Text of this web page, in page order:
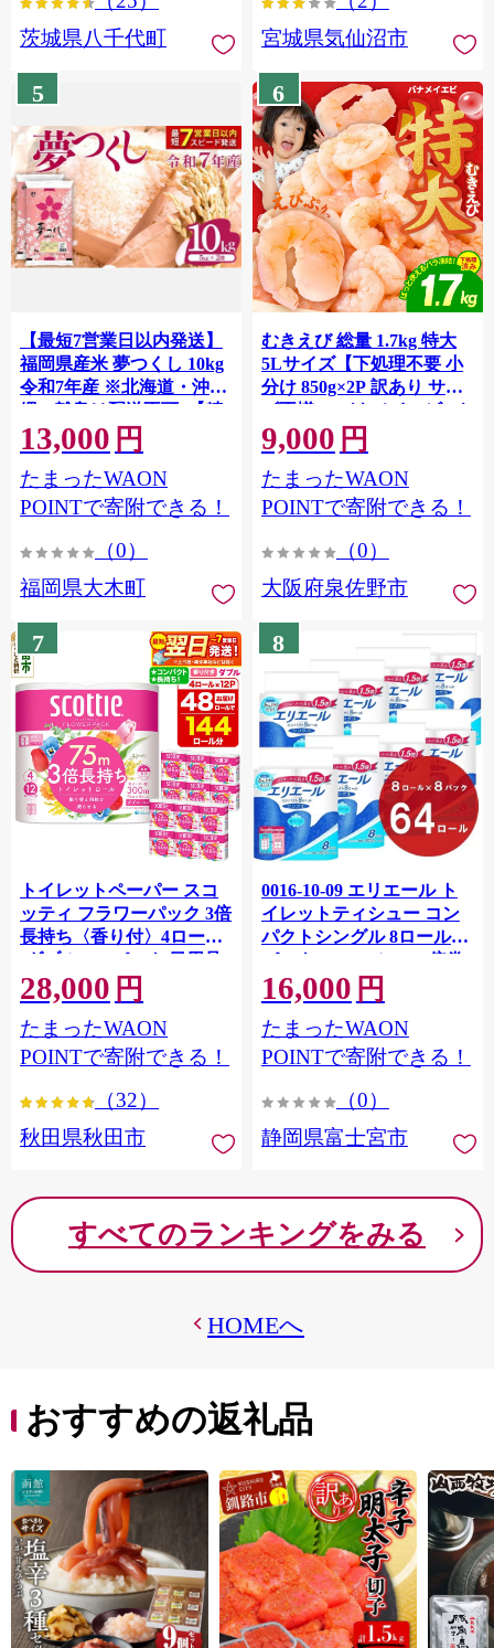
茨城県八千代町
宮城県気仙沼市
5
【最短7営業日以内発送】
福岡県産米 夢つくし 10kg
令和7年産 ※北海道・沖
縄・離島は配送不可 |【精
米 単一米 単一原料米 7年
産 国産 お米 ブランド米
5kg × 2 ゆめつくし】
CY009_01
13,000 円
たまったWAON
POINTで寄附できる！
（0）
福岡県大木町
6
むきえび 総量 1.7kg 特大
5Lサイズ【下処理不要 小
分け 850g×2P 訳あり サイ
ズ不揃い バナメイエビ バ
ラ凍結】 G4142
9,000 円
たまったWAON
POINTで寄附できる！
（0）
大阪府泉佐野市
7
トイレットペーパー スコ
ッティ フラワーパック 3倍
長持ち〈香り付〉4ロール
(ダブル)×12パック 日用品
最短翌日発送 [スコッティ
フラワーパック トイレッ
トペーパー 日本製紙クレ
シア] 秋田県秋田市
28,000 円
たまったWAON
POINTで寄附できる！
（32）
秋田県秋田市
8
0016-10-09 エリエール ト
イレットティシュー コン
パクトシングル 8ロール×8
パック 64ロール 1.5倍巻
82.5m トイレットペーパー
シングル パルプ100％ 香り
つき 日用品 消耗品 備蓄
16,000 円
たまったWAON
POINTで寄附できる！
（0）
静岡県富士宮市
すべてのランキングをみる
HOMEへ
おすすめの返礼品